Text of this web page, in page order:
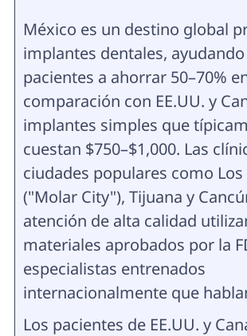
México es un destino global
implantes dentales,
pacientes a ahorrar 50–70%
comparación con EE.UU. y
implantes simples que
cuestan $750–$1,000. Las
ciudades populares como
("Molar City"), Tijuana y
atención de alta calidad
materiales aprobados por la
especialistas entrenados
internacionalmente que
Los pacientes de EE.UU. y